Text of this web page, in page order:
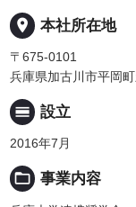
place 本社所在地
〒675-0101
兵庫県加古川市平岡
calendar_view_day 設立
2016年7月
folder_open 事業内容